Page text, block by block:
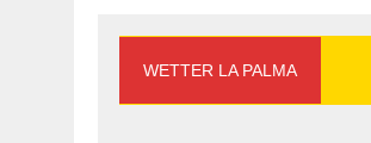
WETTER LA PALMA